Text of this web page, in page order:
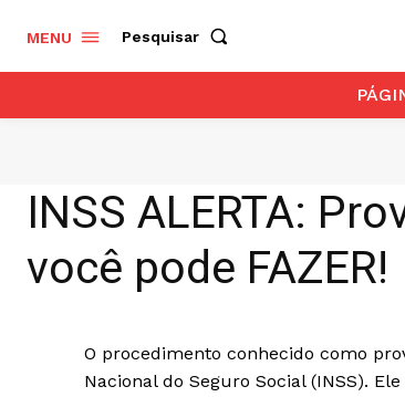
MENU Pesquisar
INSS ALERTA:
você pode FAZER!
O procedimento conhecido como
Nacional do Seguro Social (INSS).